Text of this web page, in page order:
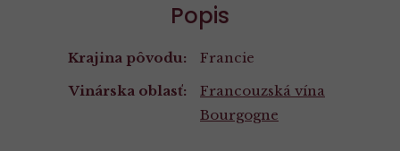
Popis
Krajina pôvodu:
Francie
Vinárska oblasť:
Francouzská vína
Bourgogne